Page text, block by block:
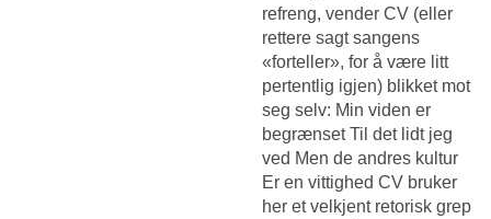
refreng, vender CV (eller
rettere sagt sangens
«forteller», for å være litt
pertentlig igjen) blikket mot
seg selv: Min viden er
begrænset Til det lidt jeg
ved Men de andres kultur
Er en vittighed CV bruker
her et velkjent retorisk grep